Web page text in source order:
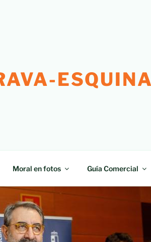
Moral en fotos Guía Comercial